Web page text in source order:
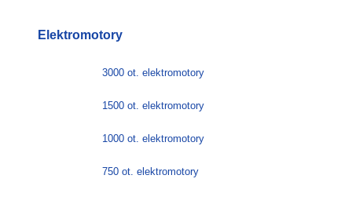
Elektromotory
3000 ot. elektromotory
1500 ot. elektromotory
1000 ot. elektromotory
750 ot. elektromotory